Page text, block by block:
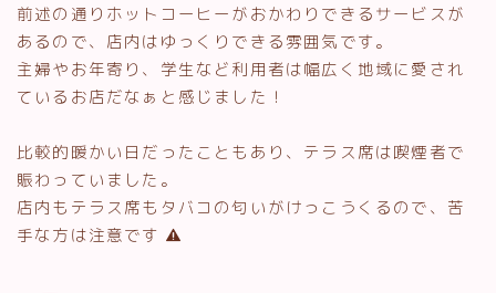
前述の通りホットコーヒーがおかわりできるサービスが
あるので、店内はゆっくりできる雰囲気です。
主婦やお年寄り、学生など利用者は幅広く地域に愛され
ているお店だなぁと感じました！
比較的暖かい日だったこともあり、テラス席は喫煙者で
賑わっていました。
店内もテラス席もタバコの匂いがけっこうくるので、苦
手な方は注意です